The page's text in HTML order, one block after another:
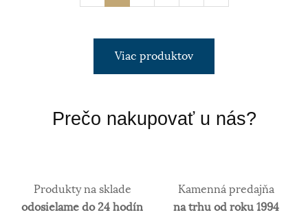
Viac produktov
Prečo nakupovať u nás?
Produkty na sklade
odosielame do 24 hodín
Kamenná predajňa
na trhu od roku 1994